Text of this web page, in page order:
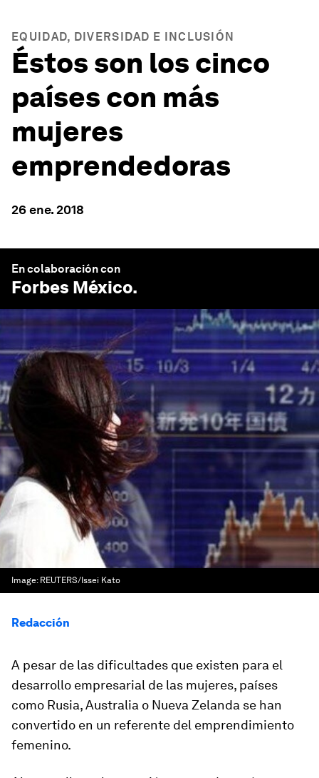
EQUIDAD, DIVERSIDAD E INCLUSIÓN
Éstos son los cinco
países con más
mujeres
emprendedoras
26 ene. 2018
En colaboración con
Forbes México.
Image: REUTERS/Issei Kato
Redacción
A pesar de las dificultades que existen para el
desarrollo empresarial de las mujeres, países
como Rusia, Australia o Nueva Zelanda se han
convertido en un referente del emprendimiento
femenino.